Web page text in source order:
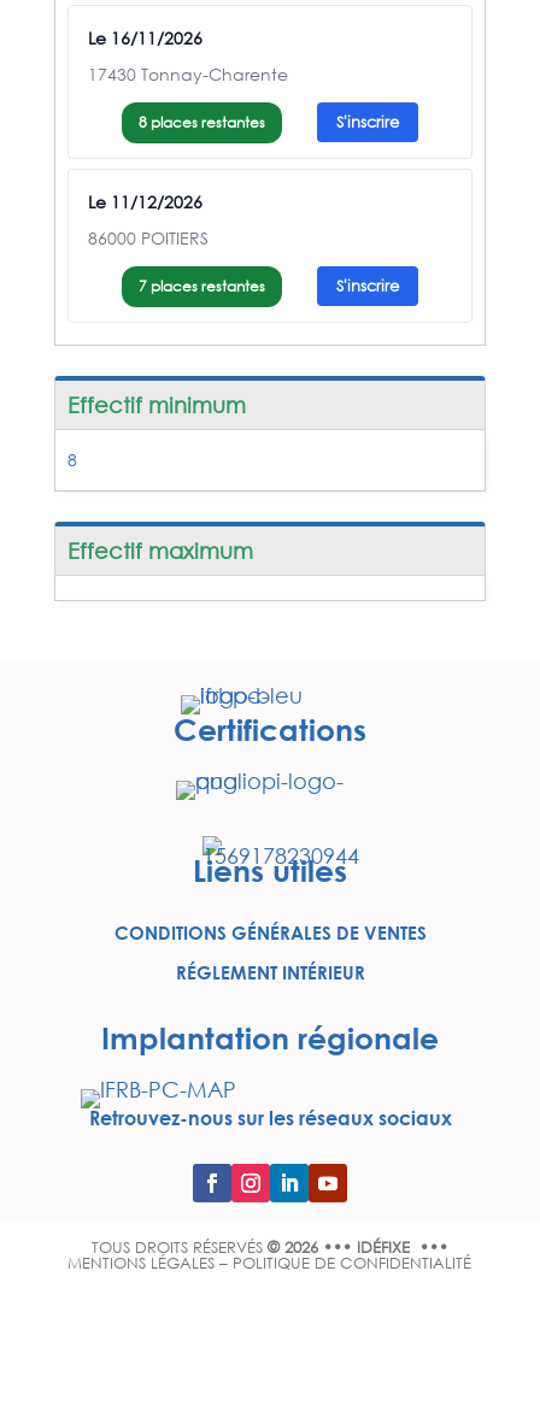
Le 16/11/2026
17430 Tonnay-Charente
8 places restantes S'inscrire
Le 11/12/2026
86000 POITIERS
7 places restantes S'inscrire
Effectif minimum
8
Effectif maximum
Certifications
Liens utiles
CONDITIONS GÉNÉRALES DE VENTES
RÉGLEMENT INTÉRIEUR
Implantation régionale
Retrouvez-nous sur les réseaux sociaux
TOUS DROITS RÉSERVÉS © 2026 ••• IDÉFIXE •••
MENTIONS LÉGALES – POLITIQUE DE CONFIDENTIALITÉ